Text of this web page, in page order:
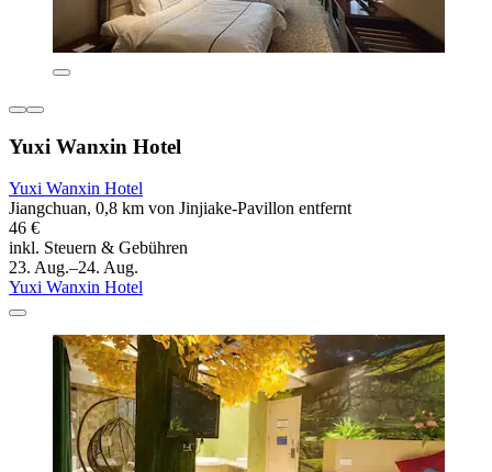
Yuxi Wanxin Hotel
Yuxi Wanxin Hotel
Jiangchuan, 0,8 km von Jinjiake-Pavillon entfernt
46 €
inkl. Steuern & Gebühren
23. Aug.–24. Aug.
Yuxi Wanxin Hotel